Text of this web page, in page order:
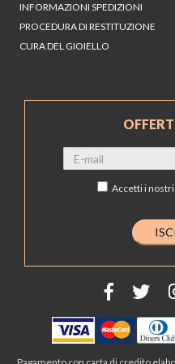
INFORMAZIONI SPEDIZIONI
PROCEDURA DI RESTITUZIONE
CURA DEL GIOIELLO
Accetti i nostri